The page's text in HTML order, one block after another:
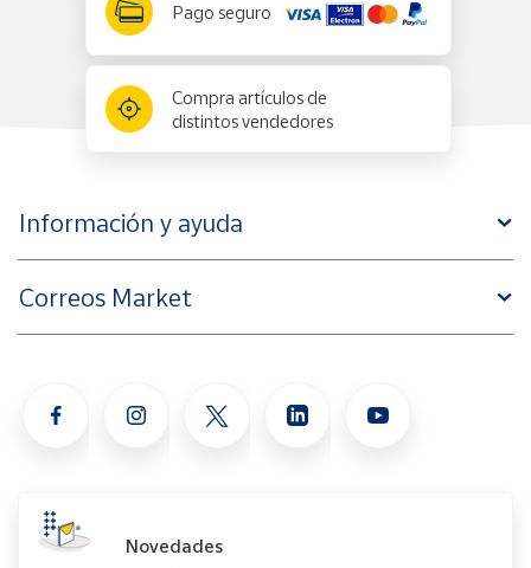
Pago seguro
Compra artículos de
distintos vendedores
Información y ayuda
Correos Market
Novedades